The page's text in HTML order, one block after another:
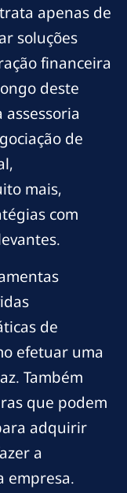
apenas de
soluções
financeira
deste
de
mais,
com
de
efetuar uma
Também
que podem
adquirir
a
empresa.